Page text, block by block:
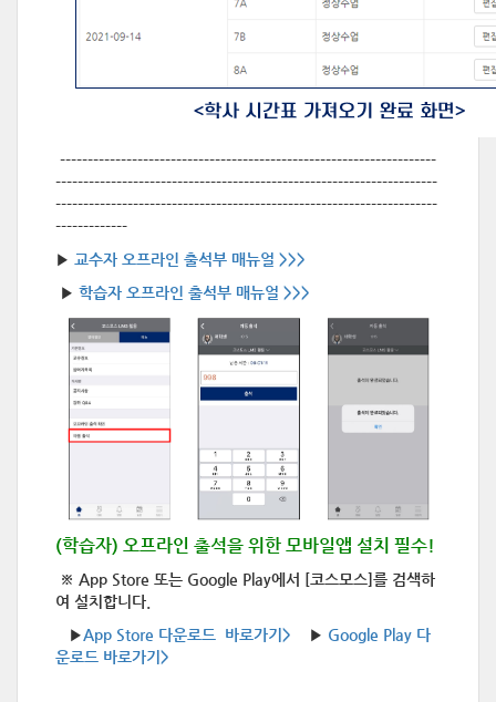
--------------------------------------------------------------------
---------------------------------------------------------------------
---------------------------------------------------------------------
-------------
▶ 교수자 오프라인 출석부 매뉴얼 >>>
▶ 학습자 오프라인 출석부 매뉴얼 >>>
(학습자) 오프라인 출석을 위한 모바일앱 설치 필수!
※ App Store 또는 Google Play에서 [코스모스]를 검색하
여 설치합니다.
▶App Store 다운로드 바로가기> ▶ Google Play 다
운로드 바로가기>